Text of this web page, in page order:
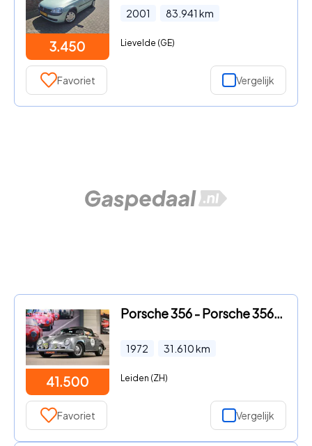
3.450
2001 83.941 km
Lievelde (GE)
Favoriet Vergelijk
41.500
Porsche 356 - Porsche 356 Speedster replica
1972 31.610km
Leiden (ZH)
Favoriet Vergelijk